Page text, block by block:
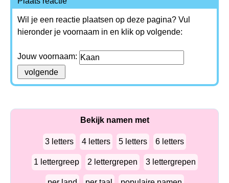
Wil je een reactie plaatsen op deze pagina? Vul
hieronder je voornaam in en klik op volgende:
Jouw voornaam:
Bekijk namen met
3 letters 4 letters 5 letters 6 letters
1 lettergreep 2 lettergrepen 3 lettergrepen